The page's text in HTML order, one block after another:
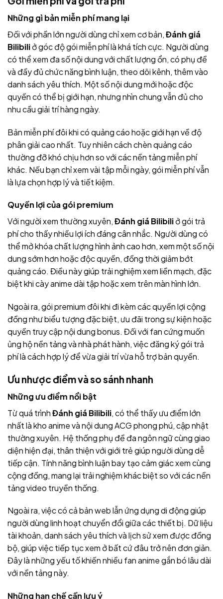
Những gì bản miễn phí mang lại
Đối với phần lớn người dùng chỉ xem cơ bản,Đánh giá
Bilibiliở góc độ gói miễn phí là khá tích cực. Người dùng
có thể xem đa số nội dung với chất lượng ổn, có phụ đề
và đầy đủ chức năng bình luận, theo dõi kênh, thêm vào
danh sách yêu thích. Một số nội dung mới hoặc độc
quyền có thể bị giới hạn, nhưng nhìn chung vẫn đủ cho
nhu cầu giải trí hàng ngày.
Bản miễn phí đôi khi có quảng cáo hoặc giới hạn về độ
phân giải cao nhất. Tuy nhiên cách chèn quảng cáo
thường đỡ khó chịu hơn so với các nền tảng miễn phí
khác. Nếu bạn chỉ xem vài tập mỗi ngày, gói miễn phí vẫn
là lựa chọn hợp lý và tiết kiệm.
Quyền lợi của gói premium
Với người xem thường xuyên,Đánh giá Bilibiliở gói trả
phí cho thấy nhiều lợi ích đáng cân nhắc. Người dùng có
thể mở khóa chất lượng hình ảnh cao hơn, xem một số nội
dung sớm hơn hoặc độc quyền, đồng thời giảm bớt
quảng cáo. Điều này giúp trải nghiệm xem liền mạch, đặc
biệt khi cày anime dài tập hoặc xem trên màn hình lớn.
Ngoài ra, gói premium đôi khi đi kèm các quyền lợi cộng
đồng như biểu tượng đặc biệt, ưu đãi trong sự kiện hoặc
quyền truy cập nội dung bonus. Đối với fan cứng muốn
ủng hộ nền tảng và nhà phát hành, việc đăng ký gói trả
phí là cách hợp lý để vừa giải trí vừa hỗ trợ bản quyền.
Ưu nhược điểm và so sánh nhanh
Những ưu điểm nổi bật
Từ quá trìnhĐánh giá Bilibili, có thể thấy ưu điểm lớn
nhất là kho anime và nội dung ACG phong phú, cập nhật
thường xuyên. Hệ thống phụ đề đa ngôn ngữ cùng giao
diện hiện đại, thân thiện với giới trẻ giúp người dùng dễ
tiếp cận. Tính năng bình luận bay tạo cảm giác xem cùng
cộng đồng, mang lại trải nghiệm khác biệt so với các nền
tảng video truyền thống.
Ngoài ra, việc có cả bản web lẫn ứng dụng di động giúp
người dùng linh hoạt chuyển đổi giữa các thiết bị. Dữ liệu
tài khoản, danh sách yêu thích và lịch sử xem được đồng
bộ, giúp việc tiếp tục xem ở bất cứ đâu trở nên đơn giản.
Đây là những yếu tố khiến nhiều fan anime gắn bó lâu dài
với nền tảng này.
Những hạn chế cần lưu ý